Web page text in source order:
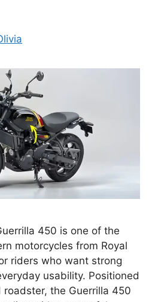
450 is one of the
motorcycles from Royal
riders who want strong
usability. Positioned
the Guerrilla 450